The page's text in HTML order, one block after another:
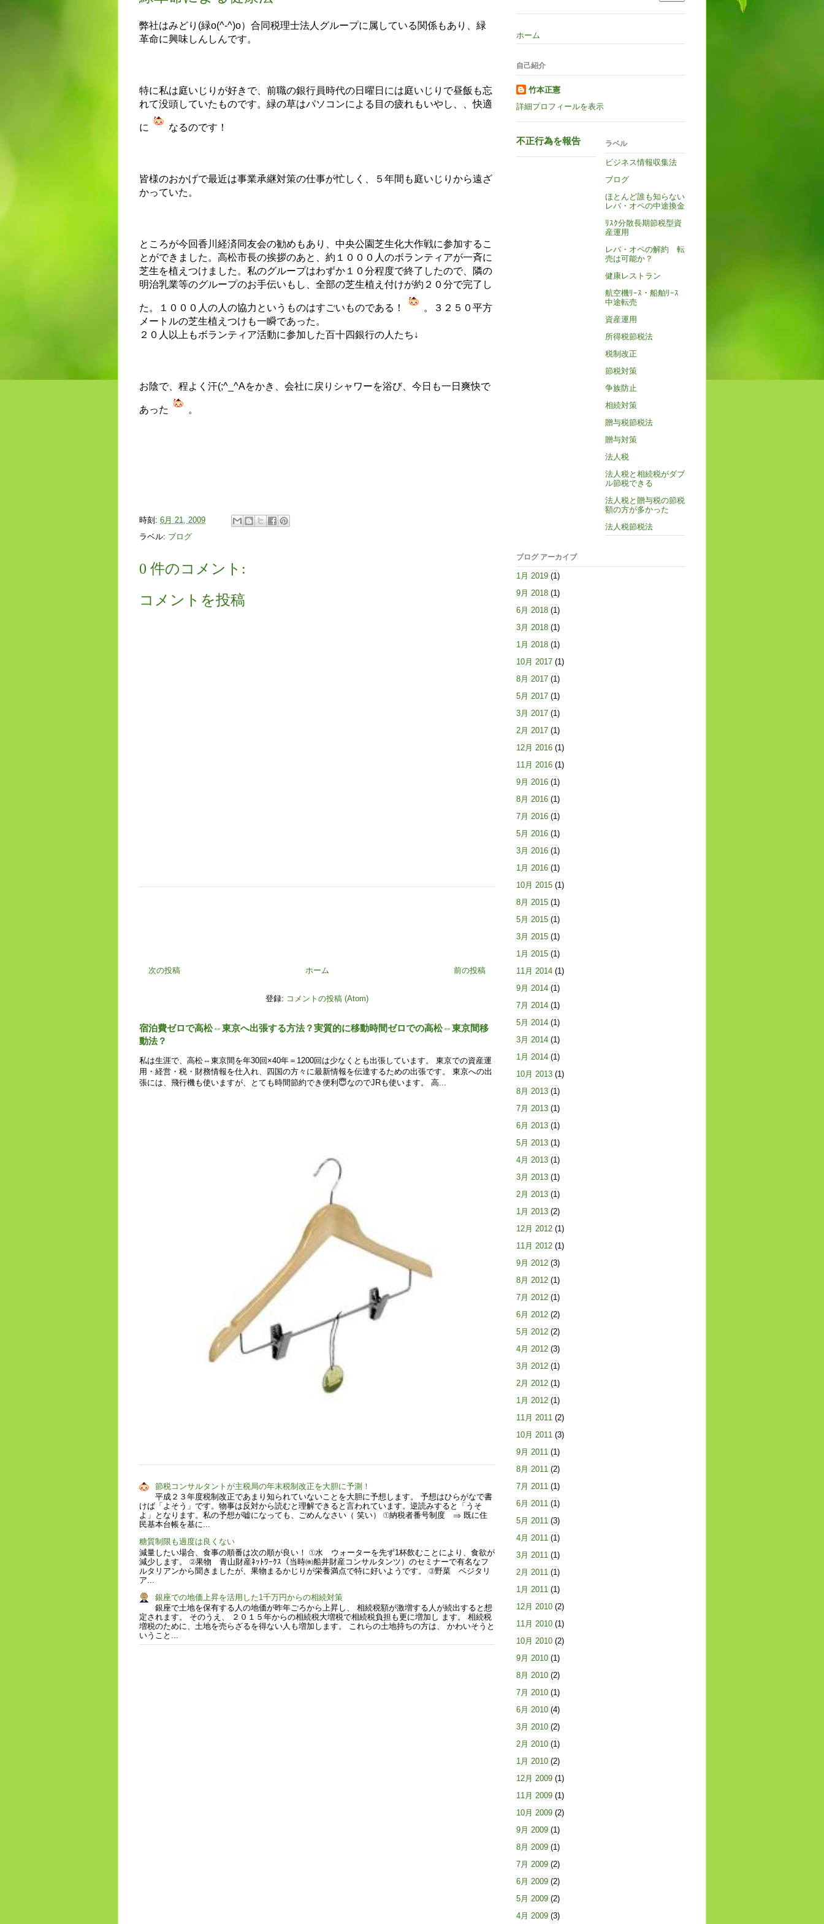
弊社はみどり(緑o(^-^)o）合同税理士法人グループに属している関係もあり、緑
革命に興味しんしんです。
特に私は庭いじりが好きで、前職の銀行員時代の日曜日には庭いじりで昼飯も忘
れて没頭していたものです。緑の草はパソコンによる目の疲れもいやし、、快適
に なるのです！
皆様のおかげで最近は事業承継対策の仕事が忙しく、５年間も庭いじりから遠ざ
かっていた。
ところが今回香川経済同友会の勧めもあり、中央公園芝生化大作戦に参加するこ
とができました。高松市長の挨拶のあと、約１０００人のボランティアが一斉に
芝生を植えつけました。私のグループはわずか１０分程度で終了したので、隣の
明治乳業等のグループのお手伝いもし、全部の芝生植え付けが約２０分で完了し
た。１０００人の人の協力というものはすごいものである！
。３２５０平方
メートルの芝生植えつけも一瞬であった。
２０人以上もボランティア活動に参加した百十四銀行の人たち↓
お陰で、程よく汗(;^_^Aをかき、会社に戻りシャワーを浴び、今日も一日爽快で
あった 。
時刻: 6月 21, 2009
ラベル: ブログ
0 件のコメント:
コメントを投稿
次の投稿 前の投稿
ホーム
登録: コメントの投稿 (Atom)
宿泊費ゼロで高松⇔東京へ出張する方法？実質的に移動時間ゼロでの高松⇔東京間移
動法？
私は生涯で、高松⇔東京間を年30回×40年＝1200回は少なくとも出張しています。 東京での資産運
用・経営・税・財務情報を仕入れ、四国の方々に最新情報を伝達するための出張です。 東京への出
張には、飛行機も使いますが、とても時間節約でき便利😇なのでJRも使います。 高...
節税コンサルタントが主税局の年末税制改正を大胆に予測！
平成２３年度税制改正であまり知られていないことを大胆に予想します。 予想はひらがなで書
けば「よそう」です。物事は反対から読むと理解できると言われています。逆読みすると「うそ
よ」となります。私の予想が嘘になっても、ごめんなさい（ 笑い） ①納税者番号制度 ⇒ 既に住
民基本台帳を基に...
糖質制限も過度は良くない
減量したい場合、食事の順番は次の順が良い！ ①水 ウォーターを先ず1杯飲むことにより、食欲が
減少します。 ②果物 青山財産ﾈｯﾄﾜｰｸｽ（当時㈱船井財産コンサルタンツ）のセミナーで有名なフ
ルタリアンから聞きましたが、果物まるかじりが栄養満点で特に好いようです。 ③野菜 ベジタリ
ア...
銀座での地価上昇を活用した1千万円からの相続対策
銀座で土地を保有する人の地価が昨年ごろから上昇し、 相続税額が激増する人が続出すると想
定されます。 そのうえ、 ２０１５年からの相続税大増税で相続税負担も更に増加し ます。 相続税
増税のために、土地を売らざるを得ない人も増加します。 これらの土地持ちの方は、 かわいそうと
いうこと...
ホーム
自己紹介
竹本正憲
詳細プロフィールを表示
不正行為を報告 ラベル
ビジネス情報収集法
ブログ
ほとんど誰も知らない
レバ・オペの中途換金
ﾘｽｸ分散長期節税型資
産運用
レバ・オペの解約 転
売は可能か？
健康レストラン
航空機ﾘｰｽ・船舶ﾘｰｽ
中途転売
資産運用
所得税節税法
税制改正
節税対策
争族防止
相続対策
贈与税節税法
贈与対策
法人税
法人税と相続税がダブ
ル節税できる
法人税と贈与税の節税
額の方が多かった
法人税節税法
ブログ アーカイブ
1月 2019 (1)
9月 2018 (1)
6月 2018 (1)
3月 2018 (1)
1月 2018 (1)
10月 2017 (1)
8月 2017 (1)
5月 2017 (1)
3月 2017 (1)
2月 2017 (1)
12月 2016 (1)
11月 2016 (1)
9月 2016 (1)
8月 2016 (1)
7月 2016 (1)
5月 2016 (1)
3月 2016 (1)
1月 2016 (1)
10月 2015 (1)
8月 2015 (1)
5月 2015 (1)
3月 2015 (1)
1月 2015 (1)
11月 2014 (1)
9月 2014 (1)
7月 2014 (1)
5月 2014 (1)
3月 2014 (1)
1月 2014 (1)
10月 2013 (1)
8月 2013 (1)
7月 2013 (1)
6月 2013 (1)
5月 2013 (1)
4月 2013 (1)
3月 2013 (1)
2月 2013 (1)
1月 2013 (2)
12月 2012 (1)
11月 2012 (1)
9月 2012 (3)
8月 2012 (1)
7月 2012 (1)
6月 2012 (2)
5月 2012 (2)
4月 2012 (3)
3月 2012 (1)
2月 2012 (1)
1月 2012 (1)
11月 2011 (2)
10月 2011 (3)
9月 2011 (1)
8月 2011 (2)
7月 2011 (1)
6月 2011 (1)
5月 2011 (3)
4月 2011 (1)
3月 2011 (1)
2月 2011 (1)
1月 2011 (1)
12月 2010 (2)
11月 2010 (1)
10月 2010 (2)
9月 2010 (1)
8月 2010 (2)
7月 2010 (1)
6月 2010 (4)
3月 2010 (2)
2月 2010 (1)
1月 2010 (2)
12月 2009 (1)
11月 2009 (1)
10月 2009 (2)
9月 2009 (1)
8月 2009 (1)
7月 2009 (2)
6月 2009 (2)
5月 2009 (2)
4月 2009 (3)